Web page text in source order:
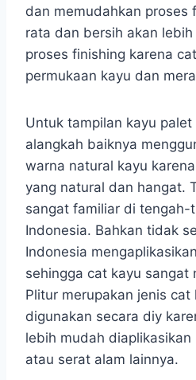
dan memudahkan proses
rata dan bersih akan
proses finishing karena
permukaan kayu dan
Untuk tampilan kayu
alangkah baiknya
warna natural kayu
yang natural dan hangat.
sangat familiar di tengah-
Indonesia. Bahkan tidak
Indonesia
sehingga cat kayu sangat
Plitur merupakan jenis cat
digunakan secara diy
lebih mudah diaplikasikan
atau serat alam lainnya.